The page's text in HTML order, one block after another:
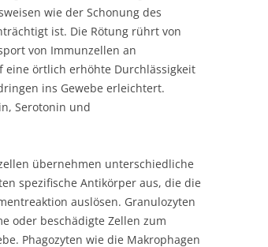
wie der Schonung des
ist. Die Rötung rührt von
von Immunzellen an
eine örtlich erhöhte Durchlässigkeit
ins Gewebe erleichtert.
Serotonin und
übernehmen unterschiedliche
spezifische Antikörper aus, die die
auslösen. Granulozyten
oder beschädigte Zellen zum
Phagozyten wie die Makrophagen